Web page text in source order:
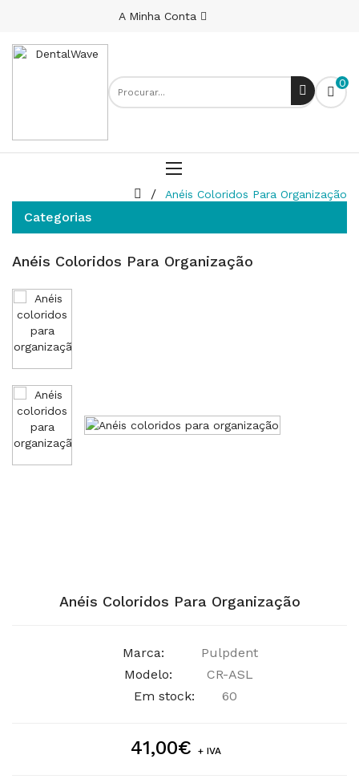
A Minha Conta
0
Anéis Coloridos Para Organização
Categorias
Anéis Coloridos Para Organização
Anéis Coloridos Para Organização
Marca:
Pulpdent
Modelo:
CR-ASL
Em stock:
60
41,00€ + IVA